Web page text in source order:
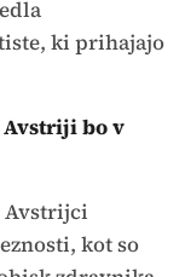
ki prihajajo
bo v
Avstrijci
kot so